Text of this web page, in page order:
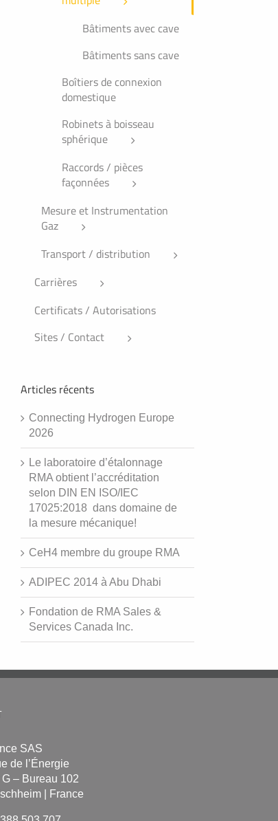
Bâtiments avec cave
Bâtiments sans cave
Boîtiers de connexion
domestique
Robinets à boisseau
sphérique
Raccords / pièces
façonnées
Mesure et Instrumentation
Gaz
Transport / distribution
Carrières
Certificats / Autorisations
Sites / Contact
Articles récents
Connecting Hydrogen Europe
2026
Le laboratoire d’étalonnage
RMA obtient l’accréditation
selon DIN EN ISO/IEC
17025:2018 dans domaine de
la mesure mécanique!
CeH4 membre du groupe RMA
ADIPEC 2014 à Abu Dhabi
Fondation de RMA Sales &
Services Canada Inc.
SAS
de l’Énergie
G – Bureau 102
| France